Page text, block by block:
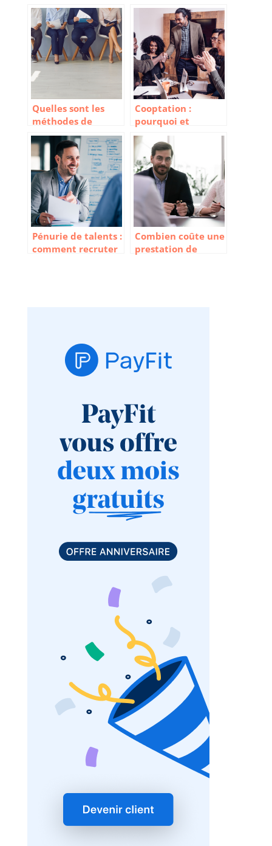
Quelles sont les
méthodes de
recrutement
innovantes ?
Cooptation :
pourquoi et
comment la mettre
en place pour
recruter ?
Pénurie de talents :
comment recruter
Combien coûte une
prestation de